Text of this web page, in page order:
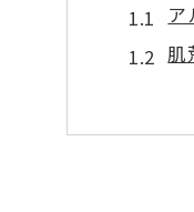
ア
肌
ア